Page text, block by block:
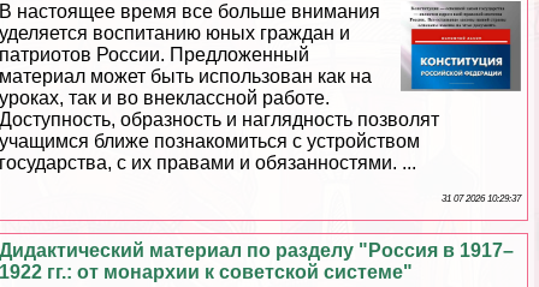
В настоящее время все больше внимания
уделяется воспитанию юных граждан и
патриотов России. Предложенный
материал может быть использован как на
уроках, так и во внеклассной работе.
Доступность, образность и наглядность позволят
учащимся ближе познакомиться с устройством
государства, с их правами и обязанностями. ...
31 07 2026 10:29:37
Дидактический материал по разделу "Россия в 1917–
1922 гг.: от монархии к советской системе"